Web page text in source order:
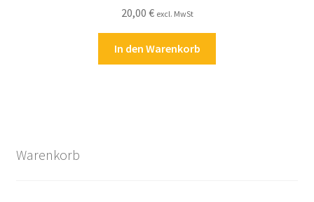
20,00 € excl. MwSt
In den Warenkorb
Warenkorb